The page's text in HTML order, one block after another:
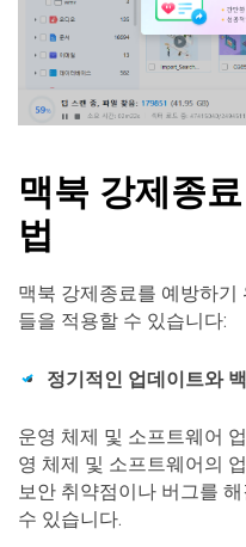
맥북 강제종
법
맥북 강제종료를 예방하기
들을 적용할 수 있습니다:
정기적인 업데이트와
운영 체제 및 소프트웨어
영 체제 및 소프트웨어의
보안 취약점이나 버그를
수 있습니다.